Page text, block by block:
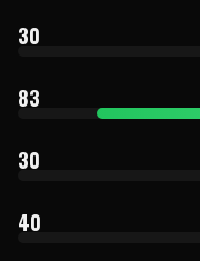
30
83
30
40